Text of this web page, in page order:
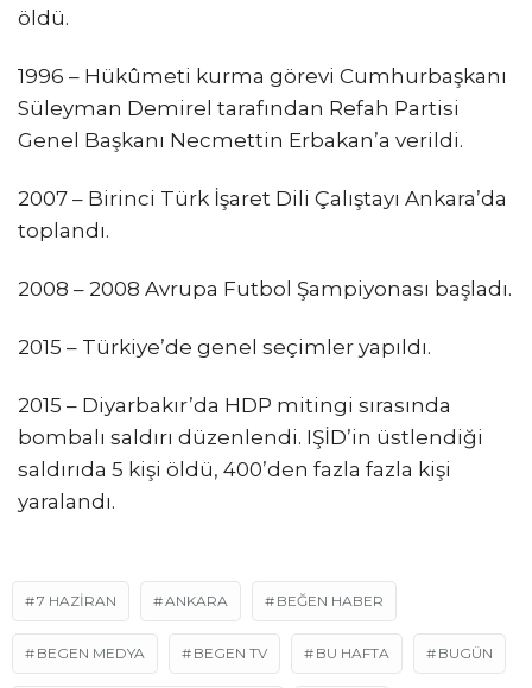
öldü.
1996 – Hükûmeti kurma görevi Cumhurbaşkanı
Süleyman Demirel tarafından Refah Partisi
Genel Başkanı Necmettin Erbakan’a verildi.
2007 – Birinci Türk İşaret Dili Çalıştayı Ankara’da
toplandı.
2008 – 2008 Avrupa Futbol Şampiyonası başladı.
2015 – Türkiye’de genel seçimler yapıldı.
2015 – Diyarbakır’da HDP mitingi sırasında
bombalı saldırı düzenlendi. IŞİD’in üstlendiği
saldırıda 5 kişi öldü, 400’den fazla fazla kişi
yaralandı.
7 HAZIRAN ANKARA BEĞEN HABER
BEGEN MEDYA BEGEN TV BU HAFTA BUGÜN